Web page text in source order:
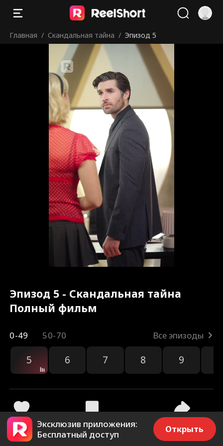
Главная / Скандальная тайна / Эпизод 5
Эпизод 5 - Скандальная тайна
Полный фильм
0-49 50-70 Все эпизоды
5 6 7 8 9
416 23.1k Поделиться
Эксклюзив приложения:
Бесплатный доступ
Открыть